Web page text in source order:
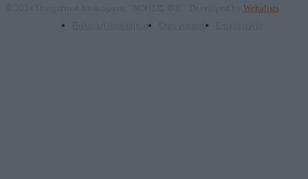
Webalists